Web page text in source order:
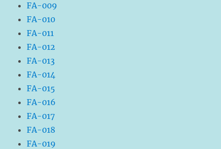
FA-009
FA-010
FA-011
FA-012
FA-013
FA-014
FA-015
FA-016
FA-017
FA-018
FA-019